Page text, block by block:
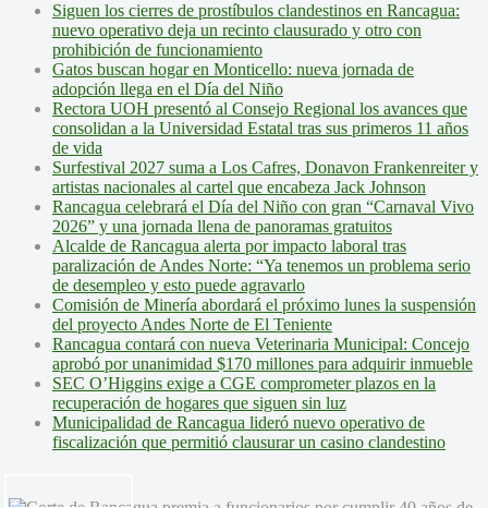
Siguen los cierres de prostíbulos clandestinos en Rancagua:
nuevo operativo deja un recinto clausurado y otro con
prohibición de funcionamiento
Gatos buscan hogar en Monticello: nueva jornada de
adopción llega en el Día del Niño
Rectora UOH presentó al Consejo Regional los avances que
consolidan a la Universidad Estatal tras sus primeros 11 años
de vida
Surfestival 2027 suma a Los Cafres, Donavon Frankenreiter y
artistas nacionales al cartel que encabeza Jack Johnson
Rancagua celebrará el Día del Niño con gran “Carnaval Vivo
2026” y una jornada llena de panoramas gratuitos
Alcalde de Rancagua alerta por impacto laboral tras
paralización de Andes Norte: “Ya tenemos un problema serio
de desempleo y esto puede agravarlo
Comisión de Minería abordará el próximo lunes la suspensión
del proyecto Andes Norte de El Teniente
Rancagua contará con nueva Veterinaria Municipal: Concejo
aprobó por unanimidad $170 millones para adquirir inmueble
SEC O’Higgins exige a CGE comprometer plazos en la
recuperación de hogares que siguen sin luz
Municipalidad de Rancagua lideró nuevo operativo de
fiscalización que permitió clausurar un casino clandestino